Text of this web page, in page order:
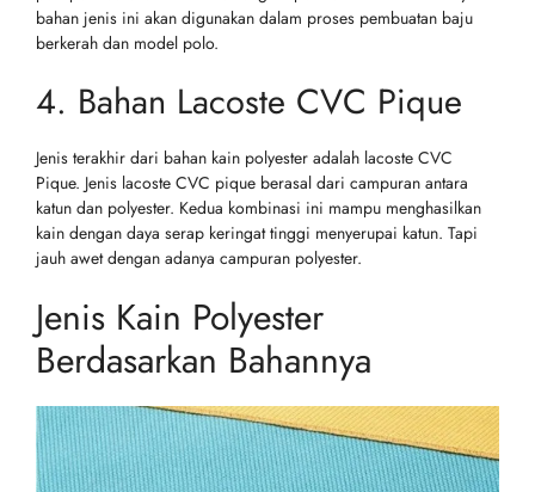
bahan jenis ini akan digunakan dalam proses pembuatan baju
berkerah dan model polo.
4. Bahan Lacoste CVC Pique
Jenis terakhir dari bahan kain polyester adalah lacoste CVC
Pique. Jenis lacoste CVC pique berasal dari campuran antara
katun dan polyester. Kedua kombinasi ini mampu menghasilkan
kain dengan daya serap keringat tinggi menyerupai katun. Tapi
jauh awet dengan adanya campuran polyester.
Jenis Kain Polyester
Berdasarkan Bahannya